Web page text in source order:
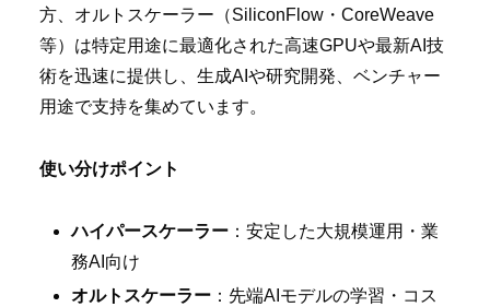
方、オルトスケーラー（SiliconFlow・CoreWeave
等）は特定用途に最適化された高速GPUや最新AI技
術を迅速に提供し、生成AIや研究開発、ベンチャー
用途で支持を集めています。
使い分けポイント
ハイパースケーラー ：安定した大規模運用・業
務AI向け
オルトスケーラー ：先端AIモデルの学習・コス